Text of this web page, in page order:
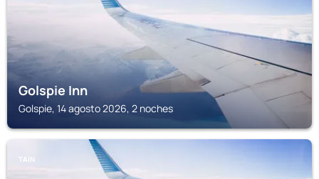
Golspie Inn
Golspie, 14 agosto 2026, 2 noches
TAIN